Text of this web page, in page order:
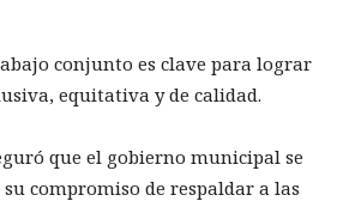
conjunto es clave para lograr
equitativa y de calidad.
que el gobierno municipal se
compromiso de respaldar a las